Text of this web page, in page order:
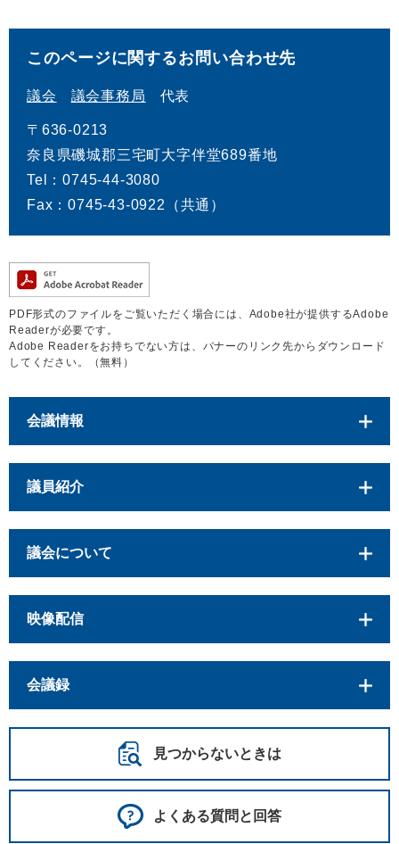
このページに関するお問い合わせ先
議会 議会事務局 代表
〒636-0213
奈良県磯城郡三宅町大字伴堂689番地
Tel：0745-44-3080
Fax：0745-43-0922（共通）
PDF形式のファイルをご覧いただく場合には、Adobe社が提供するAdobe
Readerが必要です。
Adobe Readerをお持ちでない方は、バナーのリンク先からダウンロード
してください。（無料）
会議情報
議員紹介
議会について
映像配信
会議録
見つからないときは
よくある質問と回答